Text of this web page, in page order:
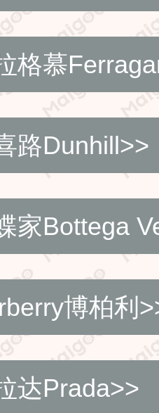
格慕
路Dunhill>>
家Bottega
博柏利
达Prada>>